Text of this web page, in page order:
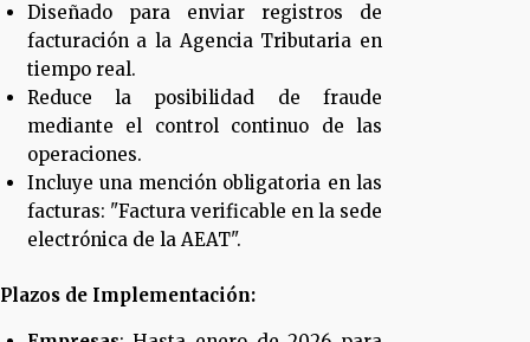
Diseñado para enviar registros de
facturación a la Agencia Tributaria en
tiempo real.
Reduce la posibilidad de fraude
mediante el control continuo de las
operaciones.
Incluye una mención obligatoria en las
facturas: "Factura verificable en la sede
electrónica de la AEAT".
Plazos de Implementación: